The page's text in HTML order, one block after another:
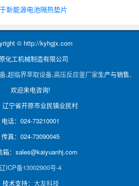
新能源电池隔热垫片
© http://kyhgjx.com
化工机械制造有限公司
,超临界萃取设备,高压反应釜厂家生产与销售,
欢迎来电咨询!
辽宁省开原市业民镇业民村
电话：024-73210001
传真：024-73090045
箱：sales@kaiyuanhj.com
辽ICP备13002900号-4
技术支持： 大友科技